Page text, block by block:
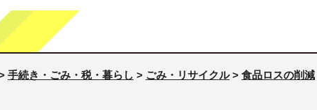
手続き・ごみ・税・暮らし > ごみ・リサイクル> 食品ロスの削減